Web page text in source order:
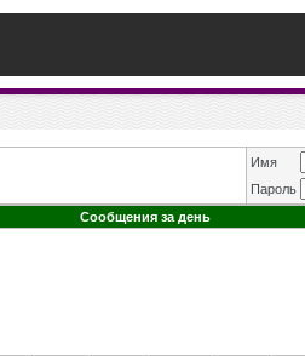
Имя
Пароль
Сообщения за день